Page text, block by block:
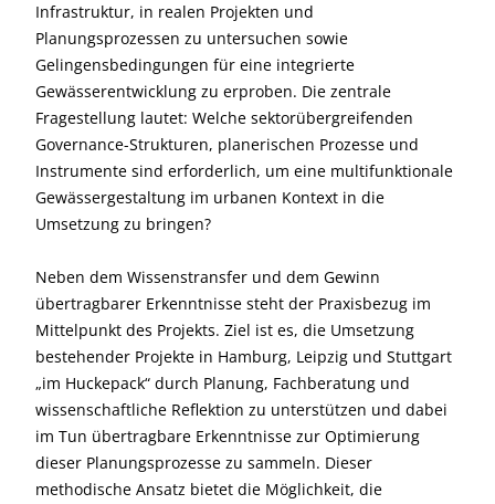
Infrastruktur, in realen Projekten und
Planungsprozessen zu untersuchen sowie
Gelingensbedingungen für eine integrierte
Gewässerentwicklung zu erproben. Die zentrale
Fragestellung lautet: Welche sektorübergreifenden
Governance-Strukturen, planerischen Prozesse und
Instrumente sind erforderlich, um eine multifunktionale
Gewässergestaltung im urbanen Kontext in die
Umsetzung zu bringen?
Neben dem Wissenstransfer und dem Gewinn
übertragbarer Erkenntnisse steht der Praxisbezug im
Mittelpunkt des Projekts. Ziel ist es, die Umsetzung
bestehender Projekte in Hamburg, Leipzig und Stuttgart
„im Huckepack“ durch Planung, Fachberatung und
wissenschaftliche Reflektion zu unterstützen und dabei
im Tun übertragbare Erkenntnisse zur Optimierung
dieser Planungsprozesse zu sammeln. Dieser
methodische Ansatz bietet die Möglichkeit, die